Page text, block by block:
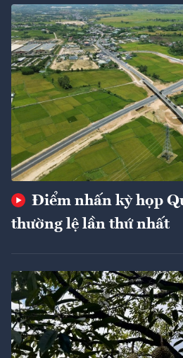
Điểm nhấn kỳ họp
thường lệ lần thứ nhất